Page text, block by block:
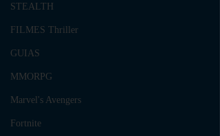
STEALTH
FILMES Thriller
GUIAS
MMORPG
Marvel's Avengers
Fortnite